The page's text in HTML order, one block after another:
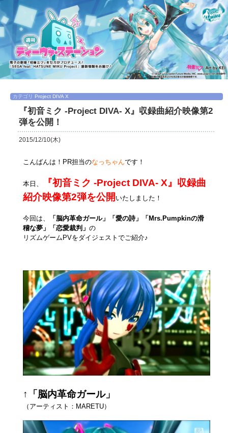
カテゴリ Project DIVA X
『初音ミク -Project DIVA- X』収録曲紹介映像第2
弾を公開！
2015/12/10(木)
こんばんは！PR担当のなっちゃんです！
本日、
『初音ミク -Project DIVA- X』収録曲
紹介映像第2弾を公開 いたしました！
今回は、
「脳内革命ガール」「愛の詩」「Mrs.Pumpkinの滑
稽な夢」「恋愛裁判」 の
リズムゲームPVをダイジェストでご紹介♪
↑「脳内革命ガール」
（アーティスト：MARETU）